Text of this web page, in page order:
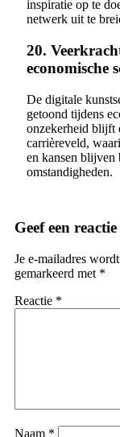
inspiratie op te
netwerk uit te
20.
economische
De digitale
getoond tijdens
onzekerheid blijft
carrièreveld,
en kansen blijven
omstandigheden.
Geef een reactie
Je e-mailadres
gemarkeerd met *
Reactie *
Naam *